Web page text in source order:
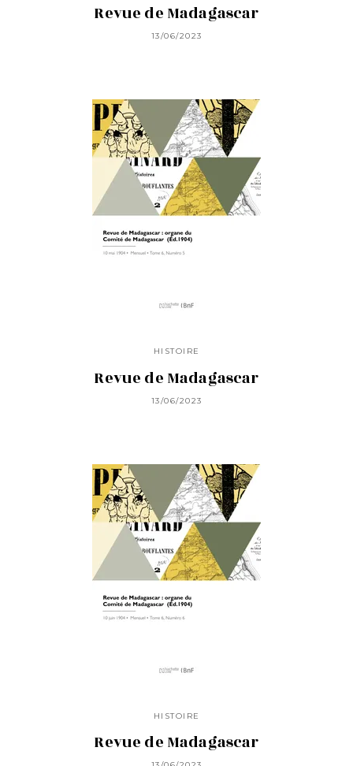
Revue de Madagascar
13/06/2023
HISTOIRE
Revue de Madagascar
13/06/2023
HISTOIRE
Revue de Madagascar